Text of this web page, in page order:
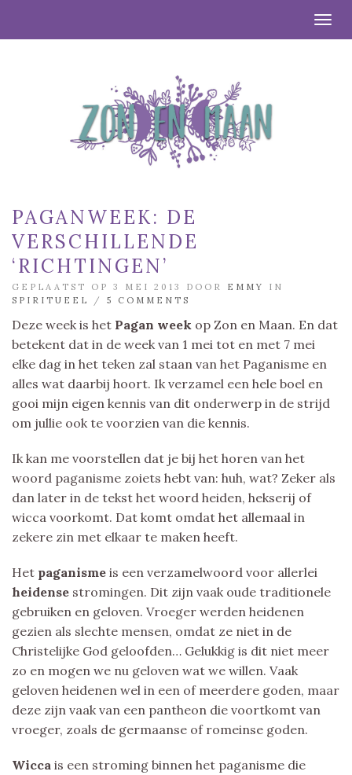
PAGANWEEK: DE
VERSCHILLENDE
‘RICHTINGEN’
GEPLAATST OP 3 MEI 2013 DOOR EMMY
IN
SPIRITUEEL
/ 5 COMMENTS
Deze week is het Pagan week op Zon en Maan. En dat
betekent dat in de week van 1 mei tot en met 7 mei
elke dag in het teken zal staan van het Paganisme en
alles wat daarbij hoort. Ik verzamel een hele boel en
gooi mijn eigen kennis van dit onderwerp in de strijd
om jullie ook te voorzien van die kennis.
Ik kan me voorstellen dat je bij het horen van het
woord paganisme zoiets hebt van: huh, wat? Zeker als
dan later in de tekst het woord heiden, hekserij of
wicca voorkomt. Dat komt omdat het allemaal in
zekere zin met elkaar te maken heeft.
Het paganisme is een verzamelwoord voor allerlei
heidense stromingen. Dit zijn vaak oude traditionele
gebruiken en geloven. Vroeger werden heidenen
gezien als slechte mensen, omdat ze niet in de
Christelijke God geloofden… Gelukkig is dit niet meer
zo en mogen we nu geloven wat we willen. Vaak
geloven heidenen wel in een of meerdere goden, maar
deze zijn vaak van een pantheon die voortkomt van
vroeger, zoals de germaanse of romeinse goden.
Wicca is een stroming binnen het paganisme die